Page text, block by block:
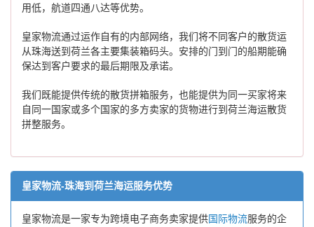
用低，航道四通八达等优势。
皇家物流通过运作自有的内部网络，我们将不同客户的散货运
从珠海送到荷兰各主要集装箱码头。安排的门到门的船期能确
保达到客户要求的最后期限及承诺。
我们既能提供传统的散货拼箱服务，也能提供为同一买家将来
自同一国家或多个国家的多方卖家的货物进行到荷兰海运散货
拼整服务。
皇家物流-珠海到荷兰海运服务优势
皇家物流是一家专为跨境电子商务卖家提供国际物流服务的企